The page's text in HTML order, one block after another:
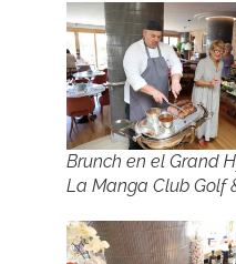
Brunch en el Grand
La Manga Club Golf